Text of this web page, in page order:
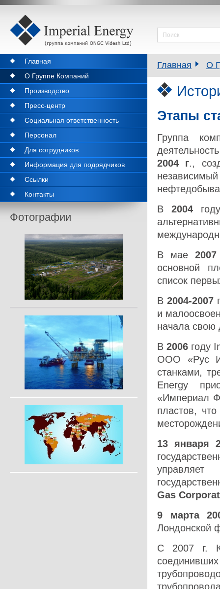
Главная О
Этапы
Группа
2004 г.,
В2004
В мае2007
основной
список
В 2004-2007
и
начала свою
В2006 году
ООО «Рус
станками,
Energy
«Империал
пластов,
13 января
управляет
Gas
9 марта
Лондонской
С 2007 г.
Главная
О Группе Компаний
Производство
Пресс-центр
Социальная ответственность
Персонал
Для сотрудников
Информация для подрядчиков
Ссылки
Контакты
Фотографии